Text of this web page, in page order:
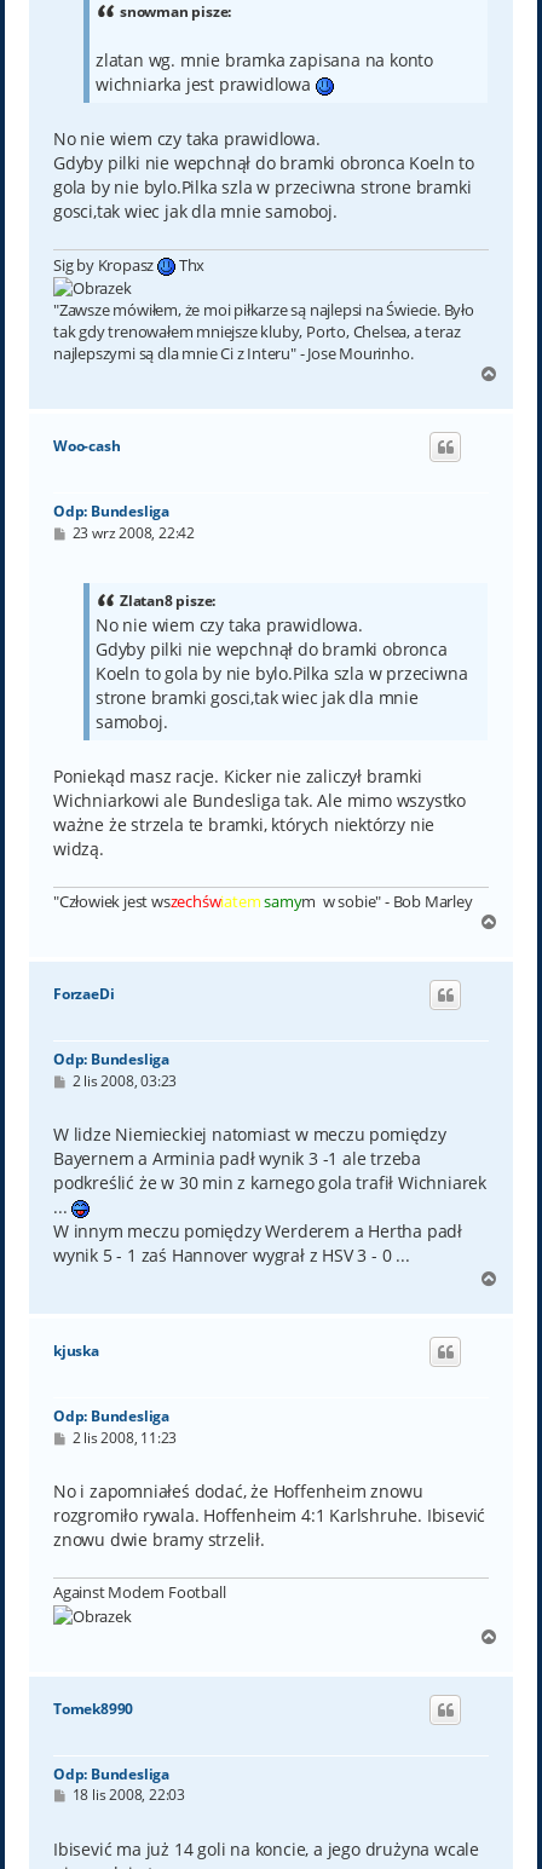
snowman pisze:
zlatan wg. mnie bramka zapisana na konto
wichniarka jest prawidlowa
No nie wiem czy taka prawidlowa.
Gdyby pilki nie wepchnął do bramki obronca Koeln to
gola by nie bylo.Pilka szla w przeciwna strone bramki
gosci,tak wiec jak dla mnie samoboj.
Sig by Kropasz Thx
"Zawsze mówiłem, że moi piłkarze są najlepsi na Świecie. Było
tak gdy trenowałem mniejsze kluby, Porto, Chelsea, a teraz
najlepszymi są dla mnie Ci z Interu" - Jose Mourinho.
g
Woo-cash
Odp: Bundesliga
P23 wrz 2008, 22:42
Zlatan8 pisze:
No nie wiem czy taka prawidlowa.
Gdyby pilki nie wepchnął do bramki obronca
Koeln to gola by nie bylo.Pilka szla w przeciwna
strone bramki gosci,tak wiec jak dla mnie
samoboj.
Poniekąd masz racje. Kicker nie zaliczył bramki
Wichniarkowi ale Bundesliga tak. Ale mimo wszystko
ważne że strzela te bramki, których niektórzy nie
widzą.
"Człowiek jest wszechświatemsamym w sobie" - Bob Marley
g
ForzaeDi
Odp: Bundesliga
P
t
2 lis 2008, 03:23
W lidze Niemieckiej natomiast w meczu pomiędzy
Bayernem a Arminia padł wynik 3 -1 ale trzeba
podkreślić że w 30 min z karnego gola trafił Wichniarek
...
W innym meczu pomiędzy Werderem a Hertha padł
wynik 5 - 1 zaś Hannover wygrał z HSV 3 - 0 ...
g
kjuska
Odp: Bundesliga
P
t
2 lis 2008, 11:23
No i zapomniałeś dodać, że Hoffenheim znowu
rozgromiło rywala. Hoffenheim 4:1 Karlshruhe. Ibisević
znowu dwie bramy strzelił.
Against Modern Football
g
Tomek8990
Odp: Bundesliga
P
t
18 lis 2008, 22:03
Ibisević ma już 14 goli na koncie, a jego drużyna wcale